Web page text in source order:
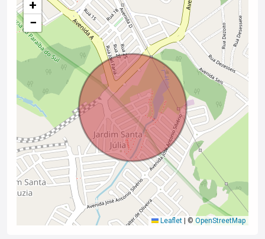
+
−
Leaflet © OpenStreetMap